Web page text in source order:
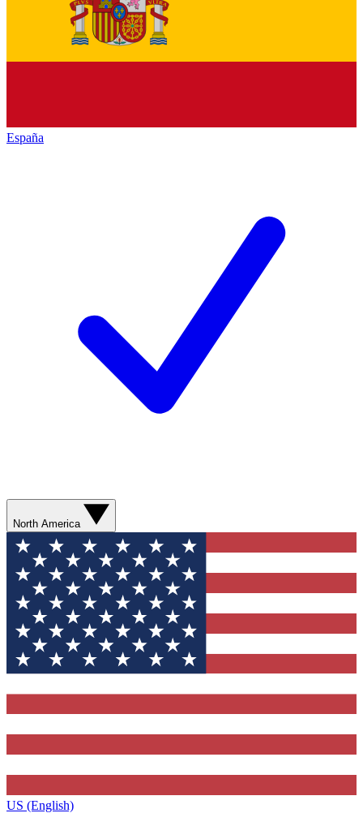
España
North America
US (English)